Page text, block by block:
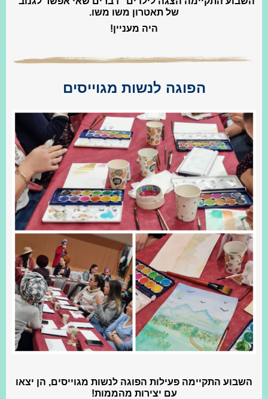
של תאטרון משו משו.
היה מעניין!
הפוגה לנשות מגוייסים
השבוע התקיימה פעילות הפוגה לנשות מגוייסים, הן יצאו
עם יצירות מהממות!